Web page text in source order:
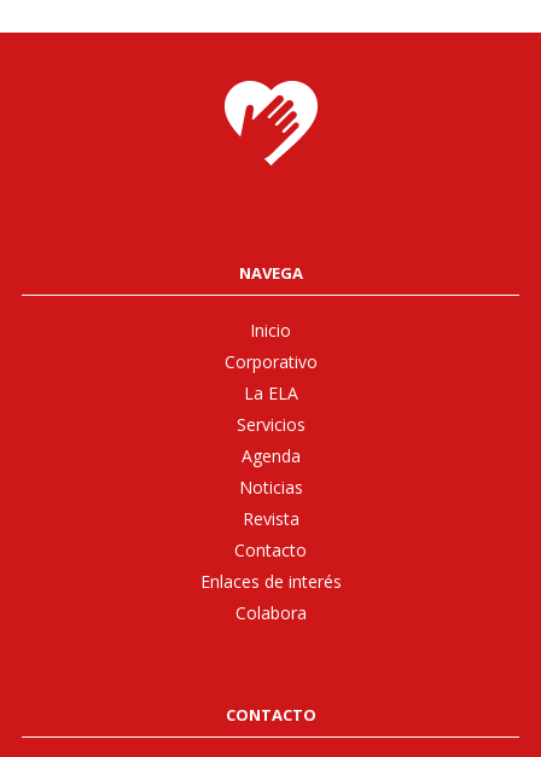
NAVEGA
Inicio
Corporativo
La ELA
Servicios
Agenda
Noticias
Revista
Contacto
Enlaces de interés
Colabora
CONTACTO